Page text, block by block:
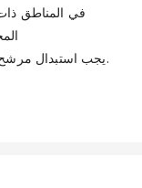
3. يجب استبدال مرشح الهواء للسيارة النموذجية كل 20000 كيلومتر.